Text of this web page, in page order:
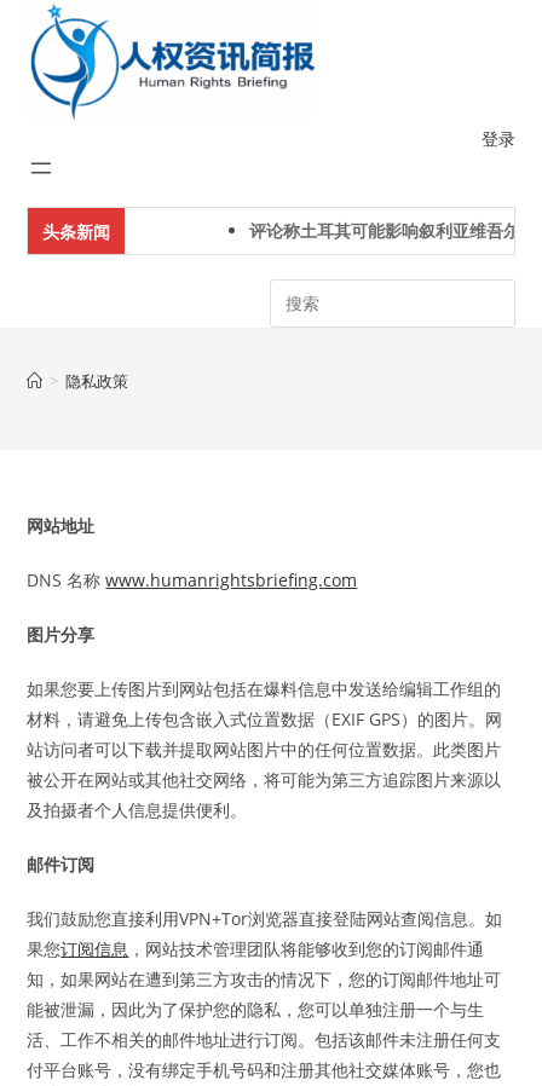
content
登录
头条新闻 评论称土耳其可能影响叙利亚维吾尔人
Search
> 隐私政策
网站地址
DNS 名称www.humanrightsbriefing.com
图片分享
如果您要上传图片到网站包括在爆料信息中发送给编辑工作组的
材料，请避免上传包含嵌入式位置数据（EXIF GPS）的图片。网
站访问者可以下载并提取网站图片中的任何位置数据。此类图片
被公开在网站或其他社交网络，将可能为第三方追踪图片来源以
及拍摄者个人信息提供便利。
邮件订阅
我们鼓励您直接利用VPN+Tor浏览器直接登陆网站查阅信息。如
果您订阅信息 ，网站技术管理团队将能够收到您的订阅邮件通
知，如果网站在遭到第三方攻击的情况下，您的订阅邮件地址可
能被泄漏，因此为了保护您的隐私，您可以单独注册一个与生
活、工作不相关的邮件地址进行订阅。包括该邮件未注册任何支
付平台账号，没有绑定手机号码和注册其他社交媒体账号，您也